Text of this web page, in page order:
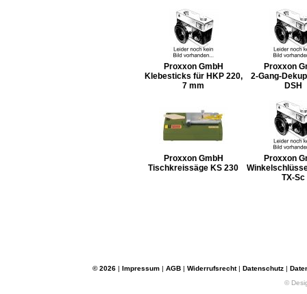
Proxxon GmbH
Klebesticks für HKP 220,
7 mm
Proxxon
2-Gang-
DSH
Proxxon GmbH
Tischkreissäge KS 230
Proxxon
TX-Sc
© 2026 | Impressum | AGB | Widerrufsrecht| Datenschutz |
©